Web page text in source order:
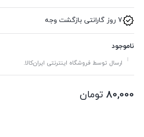
7 روز گارانتی بازگشت وجه
ناموجود
ارسال توسط فروشگاه اینترنتی ایران‌کالا.
80,000 تومان